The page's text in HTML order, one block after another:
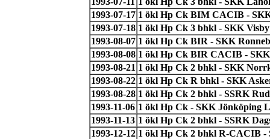
1993-07-17 1 ökl Hp Ck BIM CACIB -
1993-07-18 1 ökl Hp Ck 3 bhkl - SKK
1993-08-07 1 ökl Hp Ck BIR - SKK
1993-08-08 1 ökl Hp Ck BIR CACIB -
1993-08-21 1 ökl Hp Ck 2 bhkl - SKK
1993-08-22 1 ökl Hp Ck R bhkl - SKK
1993-08-28 1 ökl Hp Ck 2 bhkl - SSRK
1993-11-06 1 ökl Hp Ck - SKK Jönköping
1993-11-13 1 ökl Hp Ck 2 bhkl - SSRK
1993-12-12 1 ökl Hp Ck 2 bhkl R-CACIB -